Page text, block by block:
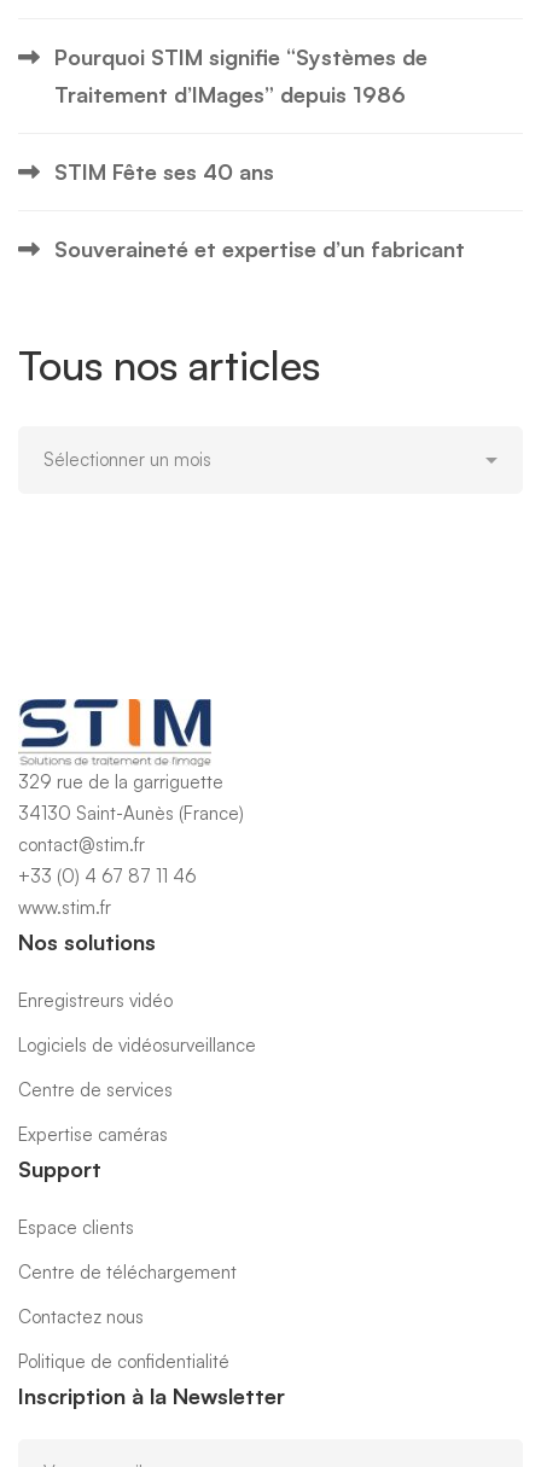
Pourquoi STIM signifie “Systèmes de
Traitement d’IMages” depuis 1986
STIM Fête ses 40 ans
Souveraineté et expertise d’un fabricant
Tous nos articles
329 rue de la garriguette
34130 Saint-Aunès (France)
contact@stim.fr
+33 (0) 4 67 87 11 46
www.stim.fr
Nos solutions
Enregistreurs vidéo
Logiciels de vidéosurveillance
Centre de services
Expertise caméras
Support
Espace clients
Centre de téléchargement
Contactez nous
Politique de confidentialité
Inscription à la Newsletter